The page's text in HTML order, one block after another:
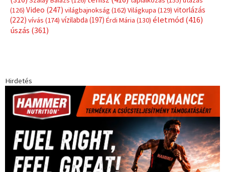
Címkék
(181)Jégkorong(148)kajakkenu(138)karate(168)kickbox(204)
kosárlabda(166)kézilabda(448)Lewis Hamilton(168) magyar
labdarúgóválogatott
(148) Mercedes (244)motorsport(153)Opel
Dakar Team(132)Rali Világbajnokság(122)Rendezvény(142)rio
Sportime Magazin(128) szabadidősport
(316) Szalay Balázs (126)tenisz(416)táplálkozás(155)utazás
(126) Video(247)világbajnokság (162)Világkupa(129)vitorlázás
(222)vívás(174) vízilabda(197) Érdi Mária(130)életmód(416)
úszás(361)